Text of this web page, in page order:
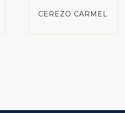
CEREZO CARMEL